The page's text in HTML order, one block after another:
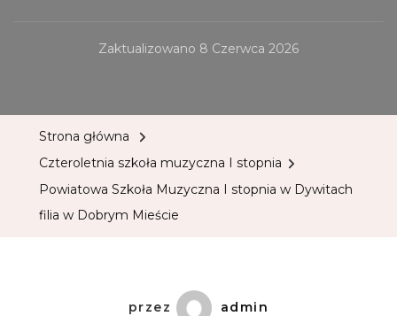
Zaktualizowano 8 Czerwca 2026
Strona główna
Czteroletnia szkoła muzyczna I stopnia
Powiatowa Szkoła Muzyczna I stopnia w Dywitach
filia w Dobrym Mieście
przez admin